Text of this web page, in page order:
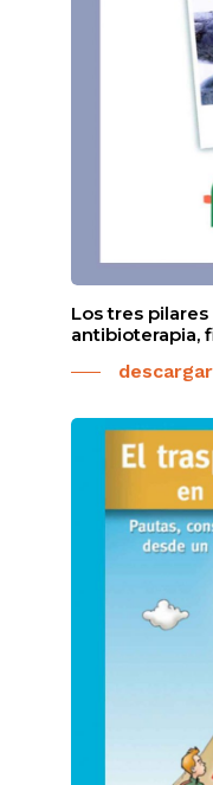
Los tres
antibioterapia,
descargar